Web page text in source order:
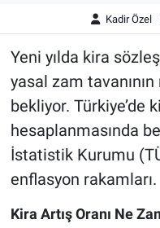
Kadir Özel
Yeni yılda kira
yasal zam
bekliyor. Türkiye’de
hesaplanmasında
İstatistik Kurumu
enflasyon rakamları.
Kira Artış Oranı Ne